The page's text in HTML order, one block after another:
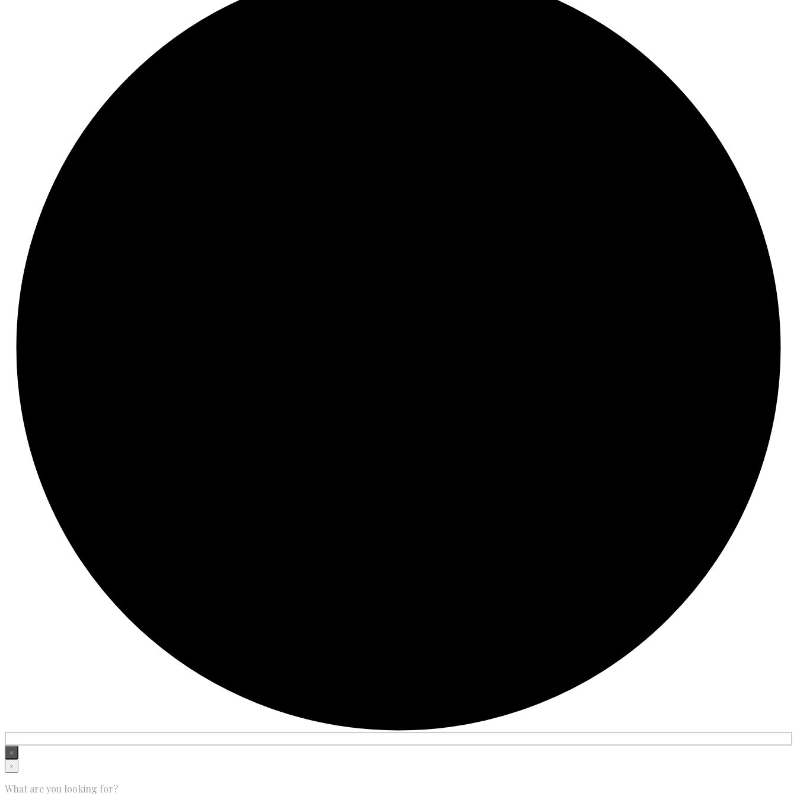
×
×
What are you looking for?